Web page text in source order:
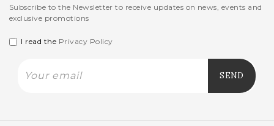
Subscribe to the Newsletter to receive updates on news, events and
exclusive promotions
I read the Privacy Policy